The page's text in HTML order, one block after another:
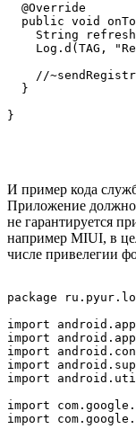
  @Override
public void
String
Log.d(TAG,
//
  }
И пример кода
Приложение должно
не гарантируется
например MIUI, в
числе привелегии
package
import
import
import
import
import
import
import